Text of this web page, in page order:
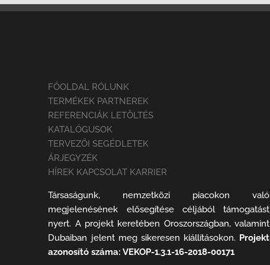
FŐOLDAL RÓLUNK
TERMÉKEK PARTNEREK
REFERENCIÁK LETÖLTÉS
KATALÓGUSOK
TERVEZŐI SEGÉDLETEK
ÁRJEGYZÉK
HÍREK KAPCSOLAT KARRIER
Társaságunk, nemzetközi piacokon való
megjelenésének elősegítése céljából támogatást
nyert. A projekt keretében Oroszországban, valamint
Dubaiban jelent meg sikeresen kiállításokon. Projekt
azonosító száma: VEKOP-1.3.1-16-2018-00171